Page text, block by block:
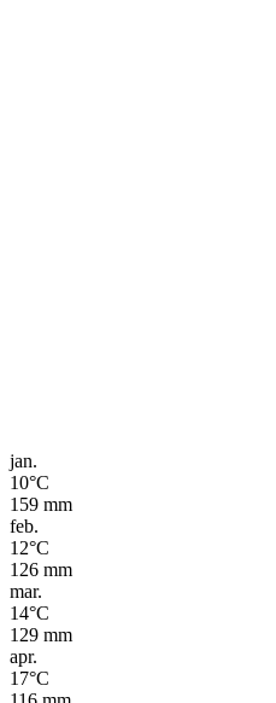
jan.
10°C
159 mm
feb.
12°C
126 mm
mar.
14°C
129 mm
apr.
17°C